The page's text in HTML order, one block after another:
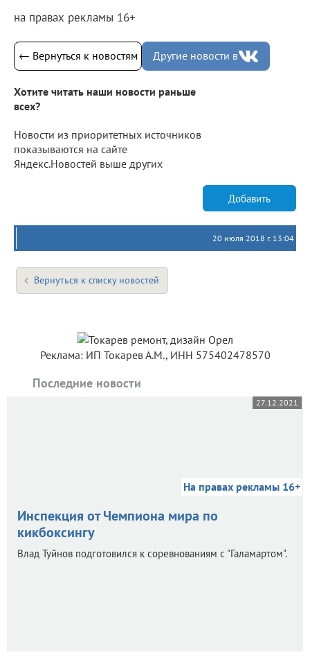
на правах рекламы 16+
← Вернуться к новостям Другие новости в
Хотите читать наши новости раньше
всех?
Новости из приоритетных источников
показываются на сайте
Яндекс.Новостей выше других
Добавить
20 июля 2018 г. 13:04
Вернуться к списку новостей
Реклама: ИП Токарев А.М., ИНН 575402478570
Последние новости
27.12.2021
На правах рекламы 16+
Инспекция от Чемпиона мира по
кикбоксингу
Влад Туйнов подготовился к соревнованиям с "Галамартом".